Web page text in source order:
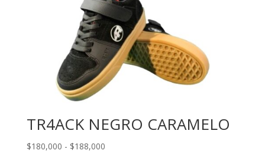
TR4ACK NEGRO CARAMELO
$180,000 - $188,000Rango